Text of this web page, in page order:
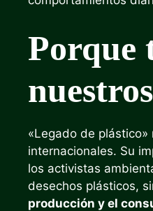
Porque
«Legado de plástico»
internacionales. Su
los activistas
desechos plásticos,
producción y el